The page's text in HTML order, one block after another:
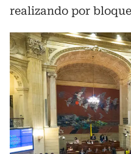
realizando por